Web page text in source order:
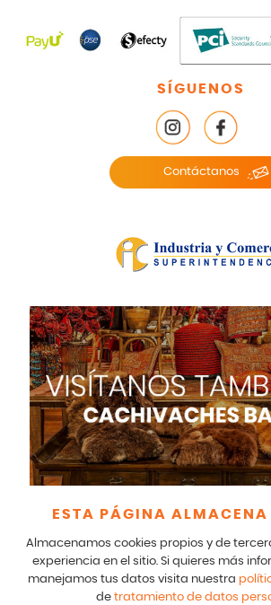
ESTA PÁGINA ALMACENA
Almacenamos cookies propios y de
experiencia en el sitio. Si quieres más
manejamos tus datos visita nuestra
de tratamiento de datos
SÍGUENOS
Contáctanos
Cachivaches – CR 17 166 75 Bogotá – 601-